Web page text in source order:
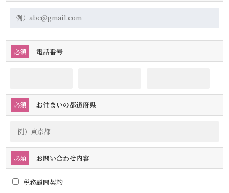
必須 電話番号
- -
必須 お住まいの都道府県
必須 お問い合わせ内容
税務顧問契約